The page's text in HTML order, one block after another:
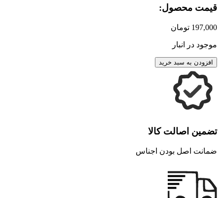
قیمت محصول:
197,000 تومان
موجود در انبار
افزودن به سبد خرید
تضمین اصالت کالا
ضمانت اصل بودن اجناس